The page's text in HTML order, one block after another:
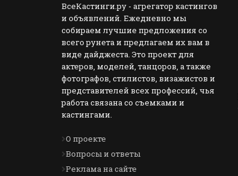
ВсеКастинги.ру - агрегатор кастингов
и объявлений. Ежедневно мы
собираем лучшие предложения со
всего рунета и предлагаем их вам в
виде дайджеста. Это проект для
актеров, моделей, танцоров, а также
фотографов, стилистов, визажистов и
представителей всех профессий, чья
работа связана со съемками и
кастингами.
О проекте
Вопросы и ответы
Реклама на сайте